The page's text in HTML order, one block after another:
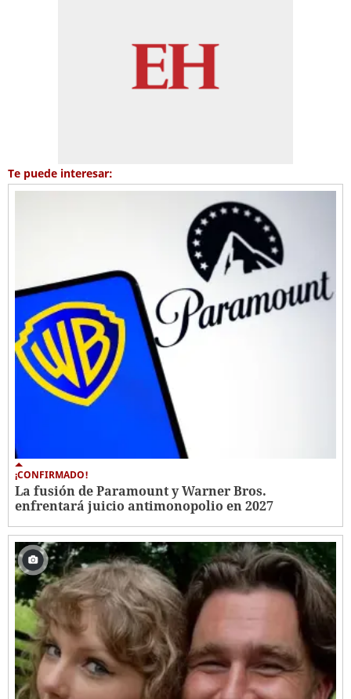
Te puede interesar:
¡CONFIRMADO!
La fusión de Paramount y Warner Bros.
enfrentará juicio antimonopolio en 2027